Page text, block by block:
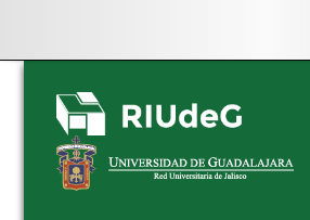
Skip
navigation